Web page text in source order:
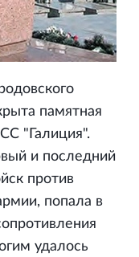
памятная
"Галиция".
и последний
против
попала в
удалось